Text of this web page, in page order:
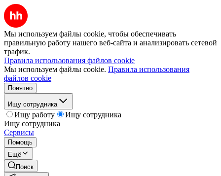
Мы используем файлы cookie, чтобы обеспечивать
правильную работу нашего веб-сайта и анализировать сетевой
трафик.
Правила использования файлов cookie
Мы используем файлы cookie. Правила использования
файлов cookie
Понятно
Ищу сотрудника
Ищу работу
Ищу сотрудника
Ищу сотрудника
Сервисы
Помощь
Ещё
Поиск